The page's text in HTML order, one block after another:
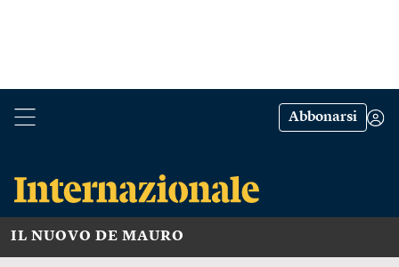
Abbonarsi
IL NUOVO DE MAURO